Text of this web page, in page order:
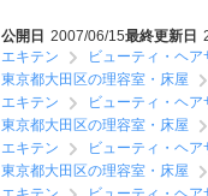
公開日 2007/06/15最終更新日
エキテン
ビューティ・ヘア
東京都大田区の理容室・床屋
エキテン
ビューティ・ヘア
東京都大田区の理容室・床屋
エキテン
ビューティ・ヘア
東京都大田区の理容室・床屋